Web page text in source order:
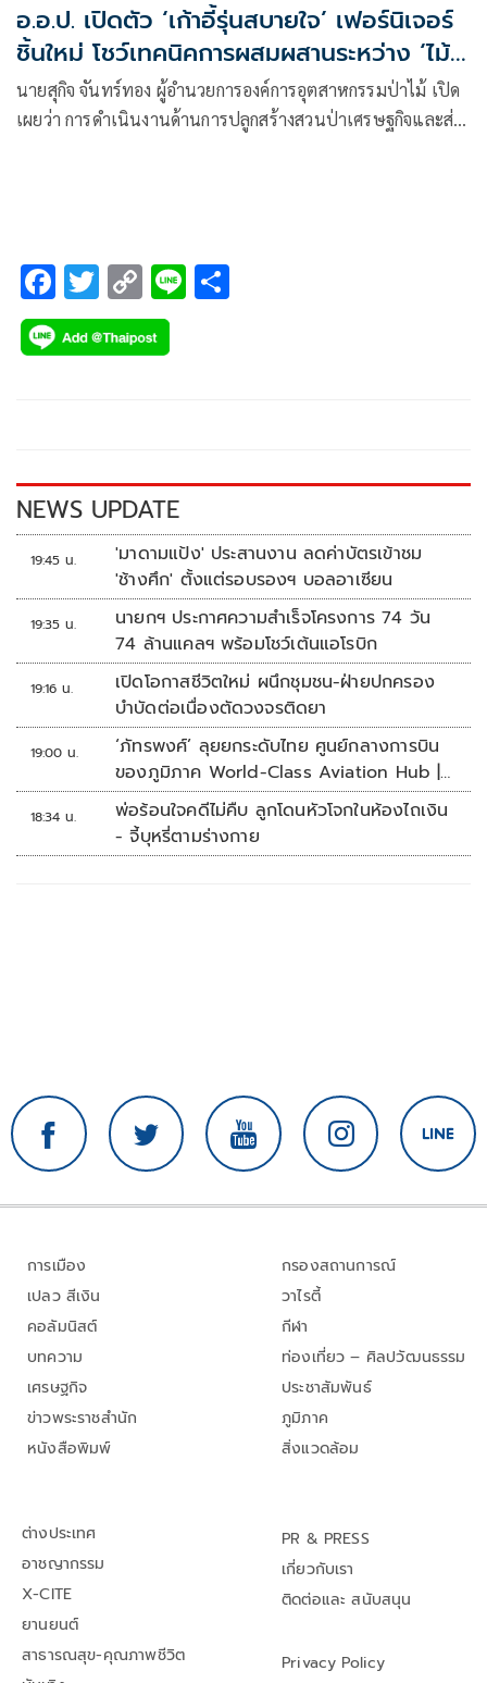
อ.อ.ป. เปิดตัว ‘เก้าอี้รุ่นสบายใจ’ เฟอร์นิเจอร์
ชิ้นใหม่ โชว์เทคนิคการผสมผสานระหว่าง ‘ไม้
สักและหวาย’ ได้อย่างลงตัว
นายสุกิจ จันทร์ทอง ผู้อำนวยการองค์การอุตสาหกรรมป่าไม้ เปิด
เผยว่า การดำเนินงานด้านการปลูกสร้างสวนป่าเศรษฐกิจและส่ง
F
ac
e
k
T
wi
tt
C
o
p
k
Li
NEWS UPDATE
19:45 น.
'มาดามแป้ง' ประสานงาน ลดค่าบัตรเข้าชม
'ช้างศึก' ตั้งแต่รอบรองฯ บอลอาเซียน
19:35 น.
นายกฯ ประกาศความสำเร็จโครงการ 74 วัน
74 ล้านแคลฯ พร้อมโชว์เต้นแอโรบิก
19:16 น.
เปิดโอกาสชีวิตใหม่ ผนึกชุมชน-ฝ่ายปกครอง
บำบัดต่อเนื่องตัดวงจรติดยา
19:00 น.
‘ภัทรพงศ์’ ลุยยกระดับไทย ศูนย์กลางการบิน
ของภูมิภาค World-Class Aviation Hub |
ห้องข่าวไทยโพสต์สุดสัปดาห์
18:34 น.
พ่อร้อนใจคดีไม่คืบ ลูกโดนหัวโจกในห้องไถเงิน
- จี้บุหรี่ตามร่างกาย
การเมือง
เปลว สีเงิน
คอลัมนิสต์
บทความ
เศรษฐกิจ
ข่าวพระราชสำนัก
หนังสือพิมพ์
กรองสถานการณ์
วาไรตี้
กีฬา
ท่องเที่ยว – ศิลปวัฒนธรรม
ประชาสัมพันธ์
ภูมิภาค
สิ่งแวดล้อม
ต่างประเทศ
อาชญากรรม
X-CITE
ยานยนต์
สาธารณสุข-คุณภาพชีวิต
PR & PRESS
เกี่ยวกับเรา
ติดต่อและ สนับสนุน
Privacy Policy